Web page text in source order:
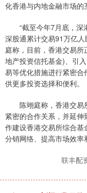
化香港与内地金融市场的
“截至今年7月底，深
深股通累计交易91万亿
庭称，目前，香港交易
地产投资信托基金)、引
易等优化措施进行紧密
供更多投资选择和便利。
陈翊庭称，香港交易
紧密的合作关系，并延
作建设香港交易所综合
分销网络、提高市场效率
联丰配